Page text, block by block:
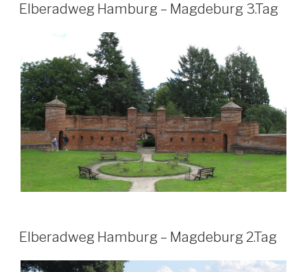
Elberadweg Hamburg – Magdeburg 3.Tag
Elberadweg Hamburg – Magdeburg 2.Tag